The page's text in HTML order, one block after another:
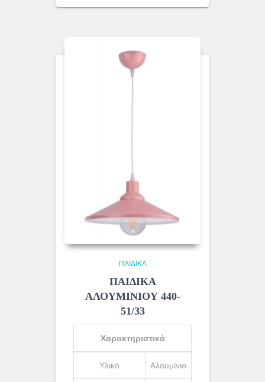
ΠΑΙΔΙΚΆ
ΠΑΙΔΙΚΑ
ΑΛΟΥΜΙΝΙΟΥ 440-
51/33
Χαρακτηριστικά
Υλικό Αλουμίνιο